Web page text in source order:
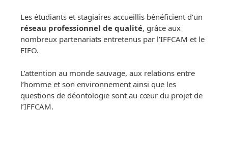
Les étudiants et stagiaires accueillis bénéficient d’un
réseau professionnel de qualité, grâce aux
nombreux partenariats entretenus par l’IFFCAM et le
FIFO.
L’attention au monde sauvage, aux relations entre
l’homme et son environnement ainsi que les
questions de déontologie sont au cœur du projet de
l’IFFCAM.